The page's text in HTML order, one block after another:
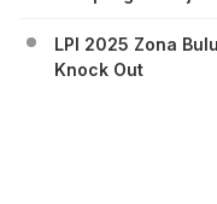
LPI 2025 Zona
Knock Out